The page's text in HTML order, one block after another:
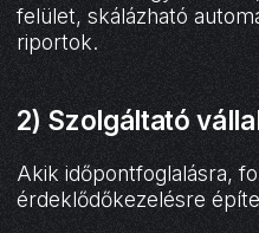
felület, skálázható
riportok.
2) Szolgáltató
Akik időpontfoglalásra,
érdeklődőkezelésre